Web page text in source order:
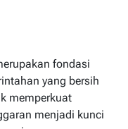
fondasi
yang bersih
memperkuat
menjadi kunci